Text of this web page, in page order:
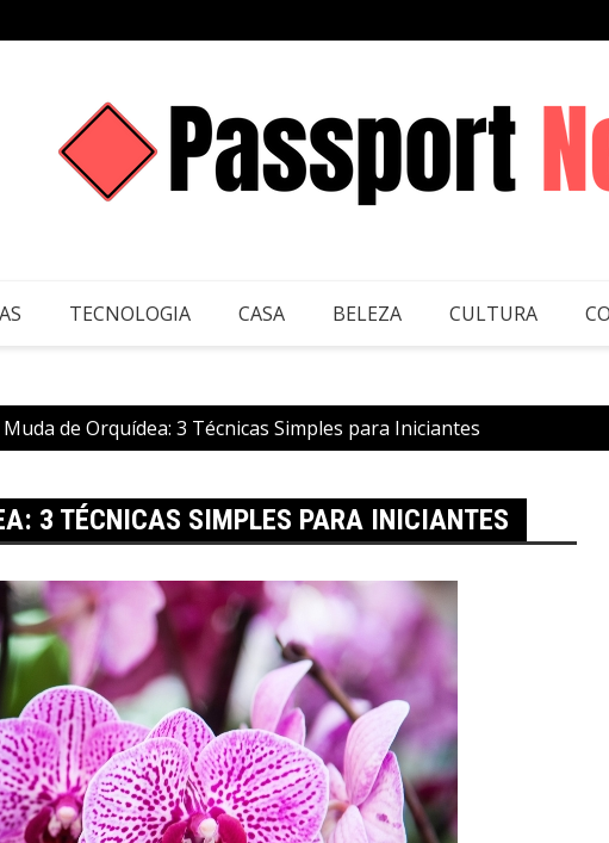
TECNOLOGIA CASA BELEZA CULTURA
de Orquídea: 3 Técnicas Simples para Iniciantes
3 TÉCNICAS SIMPLES PARA INICIANTES